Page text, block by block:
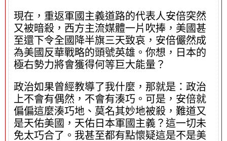
現在，重返軍國主義道路的代表人安倍突然
又被暗殺，西方主流媒體一片吹捧，美國甚
至還下令全國降半旗三天致哀，安倍儼然成
為美國反華戰略的頭號英雄。你想，日本的
極右勢力將會獲得何等巨大能量？
政治如果曾經教導了我什麼，那就是：政治
上不會有偶然，不會有湊巧。可是，安倍就
偏偏這麼湊巧地、莫名其妙地被殺，難道又
是天佑美國，天佑日本軍國主義？這一切未
免太巧合了。我甚至都有點懷疑這是不是美